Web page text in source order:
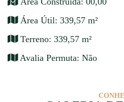
Área Útil: 339,57 m²
Terreno: 339,57 m²
Avalia Permuta: Não